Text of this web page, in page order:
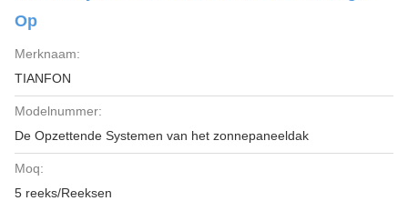
Op
Merknaam:
TIANFON
Modelnummer:
De Opzettende Systemen van het zonnepaneeldak
Moq:
5 reeks/Reeksen